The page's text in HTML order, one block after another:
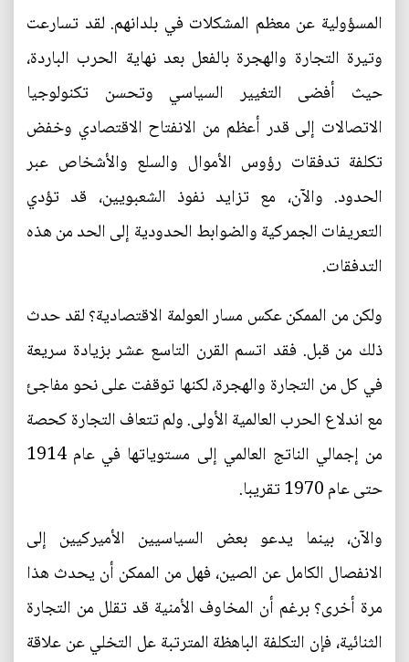
المسؤولية عن معظم المشكلات في بلدانهم. لقد تسارعت
وتيرة التجارة والهجرة بالفعل بعد نهاية الحرب الباردة،
حيث أفضى التغيير السياسي وتحسن تكنولوجيا
الاتصالات إلى قدر أعظم من الانفتاح الاقتصادي وخفض
تكلفة تدفقات رؤوس الأموال والسلع والأشخاص عبر
الحدود. والآن، مع تزايد نفوذ الشعبويين، قد تؤدي
التعريفات الجمركية والضوابط الحدودية إلى الحد من هذه
التدفقات.
ولكن من الممكن عكس مسار العولمة الاقتصادية؟ لقد حدث
ذلك من قبل. فقد اتسم القرن التاسع عشر بزيادة سريعة
في كل من التجارة والهجرة، لكنها توقفت على نحو مفاجئ
مع اندلاع الحرب العالمية الأولى. ولم تتعاف التجارة كحصة
من إجمالي الناتج العالمي إلى مستوياتها في عام 1914
حتى عام 1970 تقريبا.
والآن، بينما يدعو بعض السياسيين الأميركيين إلى
الانفصال الكامل عن الصين، فهل من الممكن أن يحدث هذا
مرة أخرى؟ برغم أن المخاوف الأمنية قد تقلل من التجارة
الثنائية، فإن التكلفة الباهظة المترتبة عل التخلي عن علاقة